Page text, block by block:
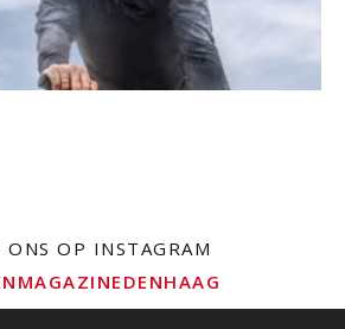
ONS OP INSTAGRAM